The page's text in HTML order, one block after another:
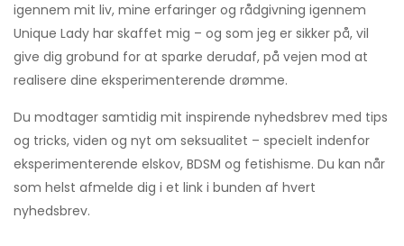
igennem mit liv, mine erfaringer og rådgivning igennem
Unique Lady har skaffet mig – og som jeg er sikker på, vil
give dig grobund for at sparke derudaf, på vejen mod at
realisere dine eksperimenterende drømme.
Du modtager samtidig mit inspirende nyhedsbrev med tips
og tricks, viden og nyt om seksualitet – specielt indenfor
eksperimenterende elskov, BDSM og fetishisme. Du kan når
som helst afmelde dig i et link i bunden af hvert
nyhedsbrev.